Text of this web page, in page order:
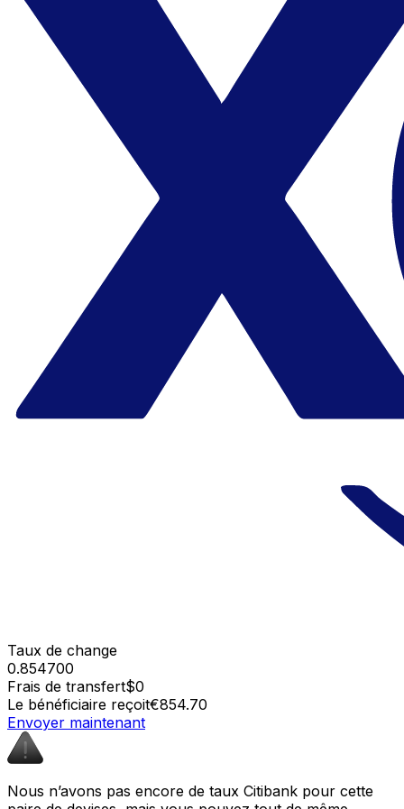
Taux de change
0.854700
Frais de transfert$0
Le bénéficiaire reçoit€854.70
Envoyer maintenant
Nous n’avons pas encore de taux Citibank pour cette